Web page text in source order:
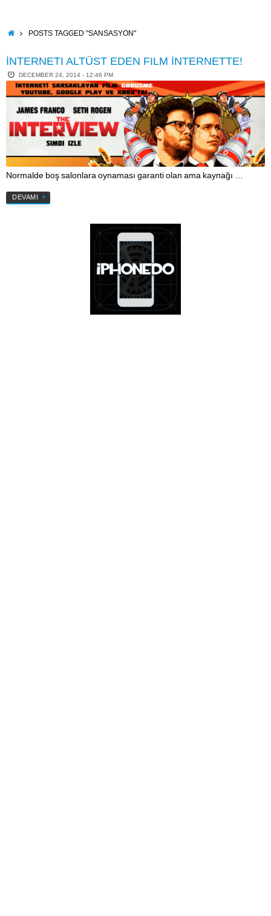
contentHOMEPOSTS TAGGED "SANSASYON"
İNTERNETI ALTÜST EDEN FILM İNTERNETTE!
DECEMBER 24, 2014 - 12:46 PM
Normalde boş salonlara oynaması garanti olan ama kaynağı …
DEVAMI